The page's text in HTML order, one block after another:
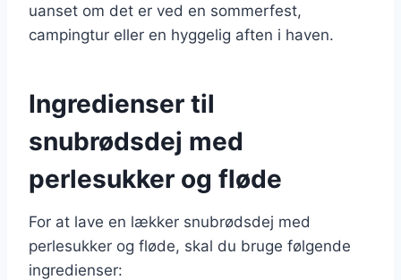
uanset om det er ved en sommerfest,
campingtur eller en hyggelig aften i haven.
Ingredienser til
snubrødsdej med
perlesukker og fløde
For at lave en lækker snubrødsdej med
perlesukker og fløde, skal du bruge følgende
ingredienser: